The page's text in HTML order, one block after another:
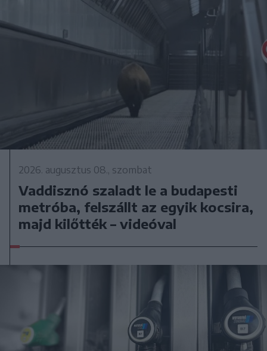
2026. augusztus 08., szombat
Vaddisznó szaladt le a budapesti
metróba, felszállt az egyik kocsira,
majd kilőtték – videóval